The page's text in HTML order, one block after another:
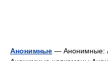
Анонимные — Анонимные: